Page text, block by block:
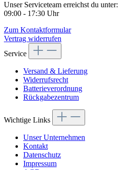
Unser Serviceteam erreichst du unter:
09:00 - 17:30 Uhr
Zum Kontaktformular
Vertrag widerrufen
Service
Versand & Lieferung
Widerrufsrecht
Batterieverordnung
Rückgabezentrum
Wichtige Links
Unser Unternehmen
Kontakt
Datenschutz
Impressum